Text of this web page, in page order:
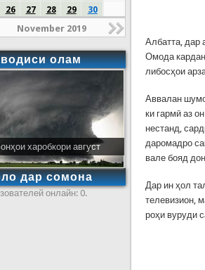
Албатта, дар
Омода
либосҳои
Аввалан шумо
ки гармӣ аз
нестанд,
даромадро
вале бояд
Дар ин ҳол
телевизион,
роҳи вуруди
26 27 28 29 30
November 2019
олам
харобкори август
дар сомона
онлайн: 0.